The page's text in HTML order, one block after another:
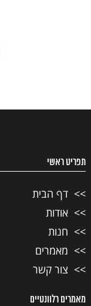
תפריט ראשי
דף הבית
אודות
חנות
מאמרים
צור קשר
מאמרים רלוונטיים